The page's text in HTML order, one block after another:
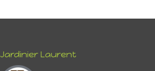
Jardinier Laurent